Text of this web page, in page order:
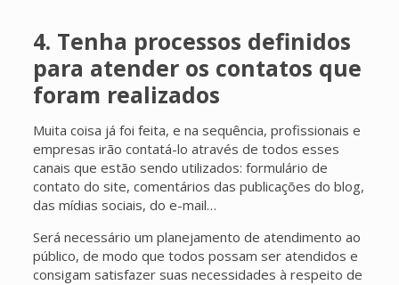
4. Tenha processos definidos
para atender os contatos que
foram realizados
Muita coisa já foi feita, e na sequência, profissionais e
empresas irão contatá-lo através de todos esses
canais que estão sendo utilizados: formulário de
contato do site, comentários das publicações do blog,
das mídias sociais, do e-mail…
Será necessário um planejamento de atendimento ao
público, de modo que todos possam ser atendidos e
consigam satisfazer suas necessidades à respeito de